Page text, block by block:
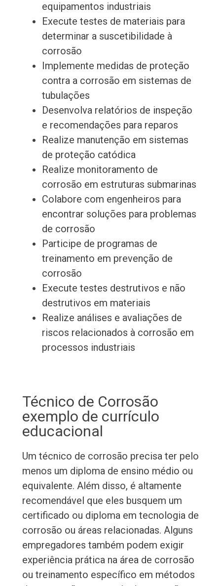
equipamentos industriais
Execute testes de materiais para
determinar a suscetibilidade à
corrosão
Implemente medidas de proteção
contra a corrosão em sistemas de
tubulações
Desenvolva relatórios de inspeção
e recomendações para reparos
Realize manutenção em sistemas
de proteção catódica
Realize monitoramento de
corrosão em estruturas submarinas
Colabore com engenheiros para
encontrar soluções para problemas
de corrosão
Participe de programas de
treinamento em prevenção de
corrosão
Execute testes destrutivos e não
destrutivos em materiais
Realize análises e avaliações de
riscos relacionados à corrosão em
processos industriais
Técnico de Corrosão
exemplo de currículo
educacional
Um técnico de corrosão precisa ter pelo
menos um diploma de ensino médio ou
equivalente. Além disso, é altamente
recomendável que eles busquem um
certificado ou diploma em tecnologia de
corrosão ou áreas relacionadas. Alguns
empregadores também podem exigir
experiência prática na área de corrosão
ou treinamento específico em métodos